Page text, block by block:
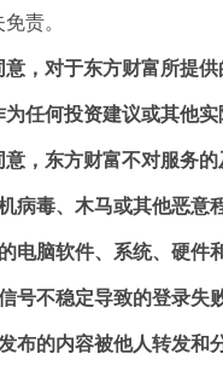
责。
意，对于东方财富所提
为任何投资建议或其他
意，东方财富不对服务
机病毒、木马或其他恶意
的电脑软件、系统、硬
信号不稳定导致的登录
布的内容被他人转发和